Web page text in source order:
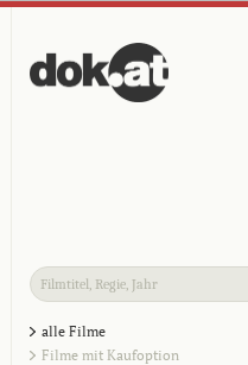
alle Filme
Filme mit Kaufoption